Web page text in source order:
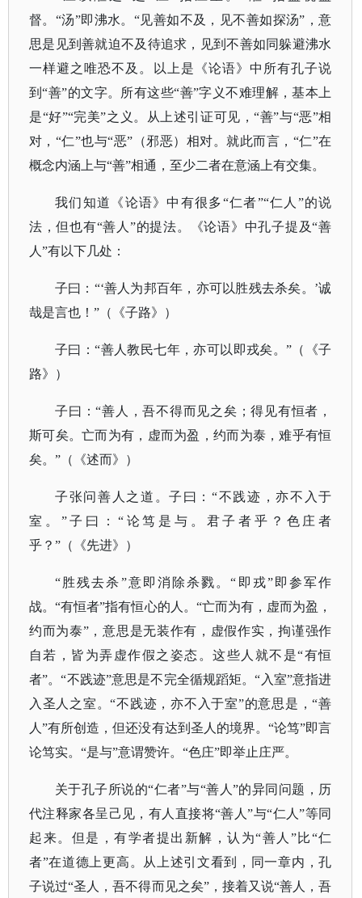
督。“汤”即沸水。“见善如不及，见不善如探汤”，意
思是见到善就迫不及待追求，见到不善如同躲避沸水
一样避之唯恐不及。以上是《论语》中所有孔子说
到“善”的文字。所有这些“善”字义不难理解，基本上
是“好”“完美”之义。从上述引证可见，“善”与“恶”相
对，“仁”也与“恶”（邪恶）相对。就此而言，“仁”在
概念内涵上与“善”相通，至少二者在意涵上有交集。
我们知道《论语》中有很多“仁者”“仁人”的说
法，但也有“善人”的提法。《论语》中孔子提及“善
人”有以下几处：
子曰： “‘善人为邦百年，亦可以胜残去杀矣。’诚
哉是言也！”（《子路》）
子曰：“善人教民七年，亦可以即戎矣。”（《子
路》）
子曰：“善人，吾不得而见之矣；得见有恒者，
斯可矣。亡而为有，虚而为盈，约而为泰，难乎有恒
矣。”（《述而》）
子张问善人之道。子曰：“不践迹，亦不入于
室。”子曰：“论笃是与。君子者乎？色庄者
乎？”（《先进》）
“胜残去杀”意即消除杀戮。“即戎”即参军作
战。“有恒者”指有恒心的人。“亡而为有，虚而为盈，
约而为泰”，意思是无装作有，虚假作实，拘谨强作
自若，皆为弄虚作假之姿态。这些人就不是“有恒
者”。“不践迹”意思是不完全循规蹈矩。“入室”意指进
入圣人之室。“不践迹，亦不入于室”的意思是，“善
人”有所创造，但还没有达到圣人的境界。“论笃”即言
论笃实。“是与”意谓赞许。“色庄”即举止庄严。
关于孔子所说的“仁者”与“善人”的异同问题，历
代注释家各呈己见，有人直接将“善人”与“仁人”等同
起来。但是，有学者提出新解，认为“善人”比“仁
者”在道德上更高。从上述引文看到，同一章内，孔
子说过“圣人，吾不得而见之矣”，接着又说“善人，吾